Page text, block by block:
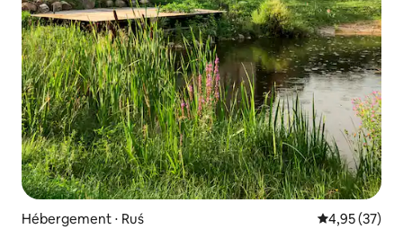
Hébergement ⋅ Ruś Évaluation
4,95 (37)